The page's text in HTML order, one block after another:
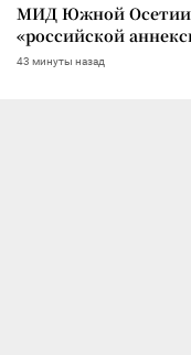
МИД Южной Осетии
«российской
43 минуты назад